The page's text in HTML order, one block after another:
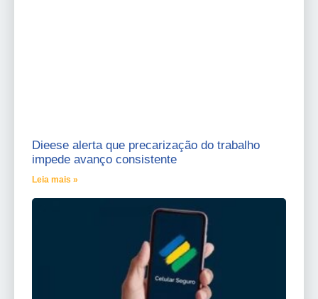
Dieese alerta que precarização do trabalho
impede avanço consistente
Leia mais »